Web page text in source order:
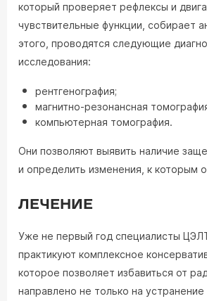
который проверяет рефлексы и
чувствительные функции, собирает
этого, проводятся следующие
исследования:
рентгенография;
магнитно-резонансная
компьютерная томография.
Они позволяют выявить наличие
и определить изменения, к которым
ЛЕЧЕНИЕ
Уже не первый год специалисты
практикуют комплексное
которое позволяет избавиться от
направлено не только на